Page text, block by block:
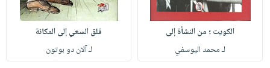
الكويت ؛ من النشأة إلى
لـ محمد اليوسفي
قلق السعي إلى المكانة
لـ آلان دو بوتون